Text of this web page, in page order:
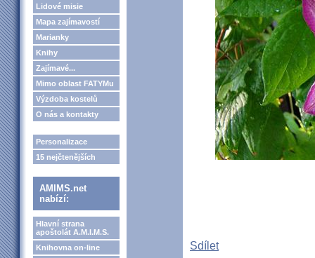
Lidové misie
Mapa zajímavostí
Marianky
Knihy
Zajímavé...
Mimo oblast FATYMu
Výzdoba kostelů
O nás a kontakty
Personalizace
15 nejčtenějších
AMIMS.net
nabízí:
Hlavní strana
apoštolát A.M.I.M.S.
Knihovna on-line
Sdílet